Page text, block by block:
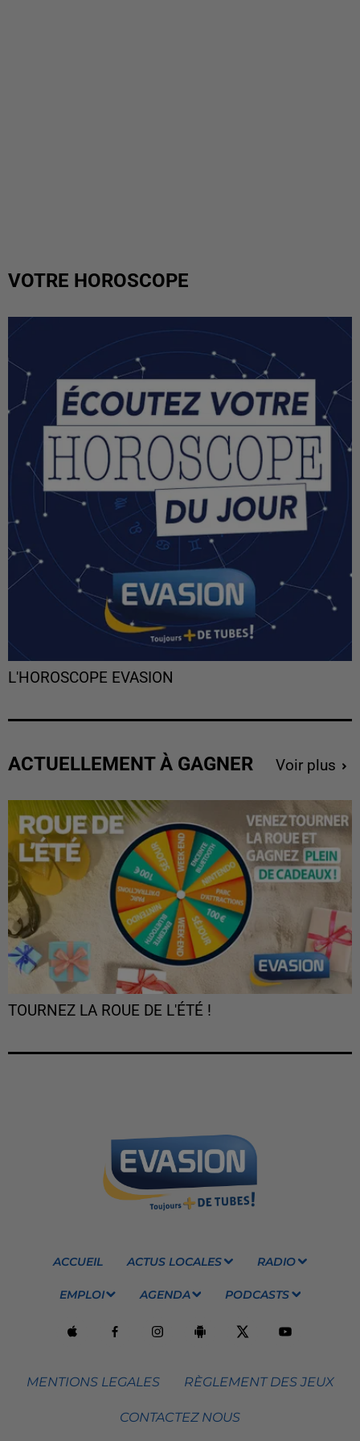
VOTRE HOROSCOPE
L'HOROSCOPE EVASION
ACTUELLEMENT À GAGNER Voir plus
TOURNEZ LA ROUE DE L'ÉTÉ !
ACCUEIL ACTUS LOCALES RADIO
EMPLOI AGENDA PODCASTS
MENTIONS LEGALES RÈGLEMENT DES JEUX
CONTACTEZ NOUS